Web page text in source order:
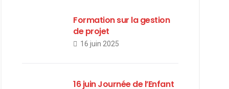
Formation sur la gestion
de projet
16 juin 2025
16 juin Journée de l’Enfant